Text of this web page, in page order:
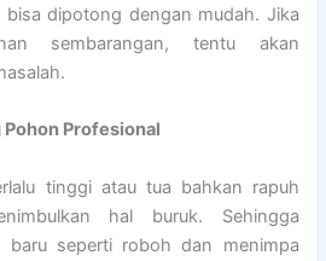
dipotong dengan mudah. Jika
sembarangan, tentu akan
Pohon Profesional
tinggi atau tua bahkan rapuh
hal buruk. Sehingga
baru seperti roboh dan menimpa